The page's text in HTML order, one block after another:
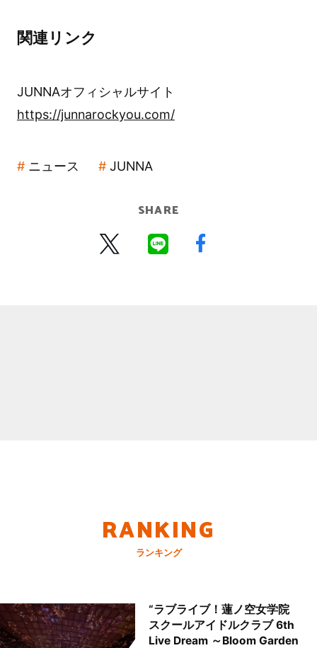
関連リンク
JUNNAオフィシャルサイト
https://junnarockyou.com/
ニュース JUNNA
SHARE
RANKING
ランキング
“ラブライブ！蓮ノ空女学院
スクールアイドルクラブ 6th
Live Dream ～Bloom Garden